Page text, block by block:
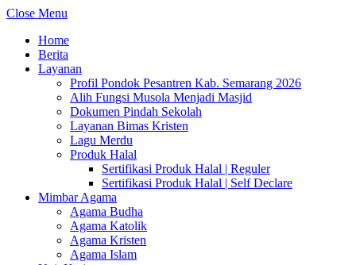
Close Menu
Home
Berita
Layanan
Profil Pondok Pesantren Kab. Semarang 2026
Alih Fungsi Musola Menjadi Masjid
Dokumen Pindah Sekolah
Layanan Bimas Kristen
Lagu Merdu
Produk Halal
Sertifikasi Produk Halal | Reguler
Sertifikasi Produk Halal | Self Declare
Mimbar Agama
Agama Budha
Agama Katolik
Agama Kristen
Agama Islam